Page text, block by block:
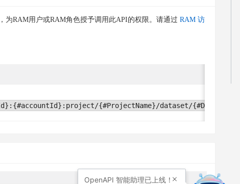
为RAM用户或RAM角色授予调用此API的权限。请通过 RAM 访
{#ProjectName}/dataset/
OpenAPI 智能助理已上线！